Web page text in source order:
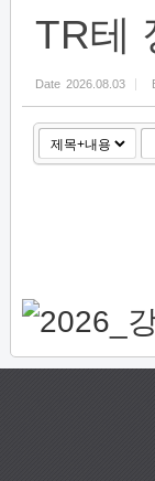
TR테
Date 2026.08.03